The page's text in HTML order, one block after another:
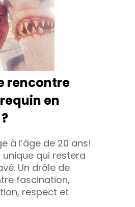
rencontre
en
à l’âge de 20 ans!
qui restera
Un drôle de
fascination,
respect et